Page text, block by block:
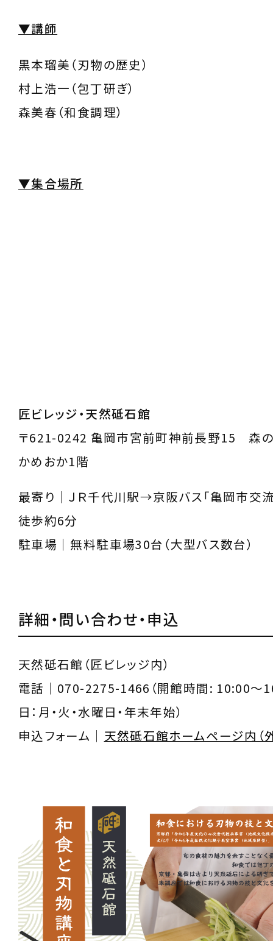
▼講師
黒本瑠美（刃物の歴史）
村上浩⼀（包丁研ぎ）
森美春（和食調理）
▼集合場所
匠ビレッジ・天然砥石館
〒621-0242 亀岡市宮前町神前長野15 森の
かめおか1階
最寄り｜ＪＲ千代川駅→京阪バス「亀岡市交
徒歩約6分
駐車場｜無料駐車場30台（大型バス数台）
詳細・問い合わせ・申込
天然砥石館（匠ビレッジ内）
電話｜070-2275-1466（開館時間: 10:00～
日：月・火・水曜日・年末年始）
申込フォーム｜ 天然砥石館ホームページ内（